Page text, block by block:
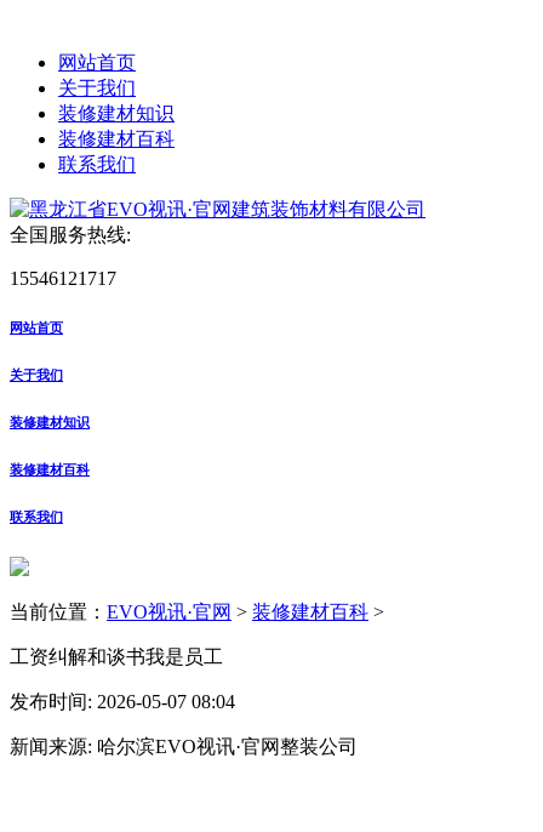
网站首页
关于我们
装修建材知识
装修建材百科
联系我们
全国服务热线:
15546121717
网站首页
关于我们
装修建材知识
装修建材百科
联系我们
当前位置： EVO视讯·官网 > 装修建材百科 >
工资纠解和谈书我是员工
发布时间: 2026-05-07 08:04
新闻来源: 哈尔滨EVO视讯·官网整装公司